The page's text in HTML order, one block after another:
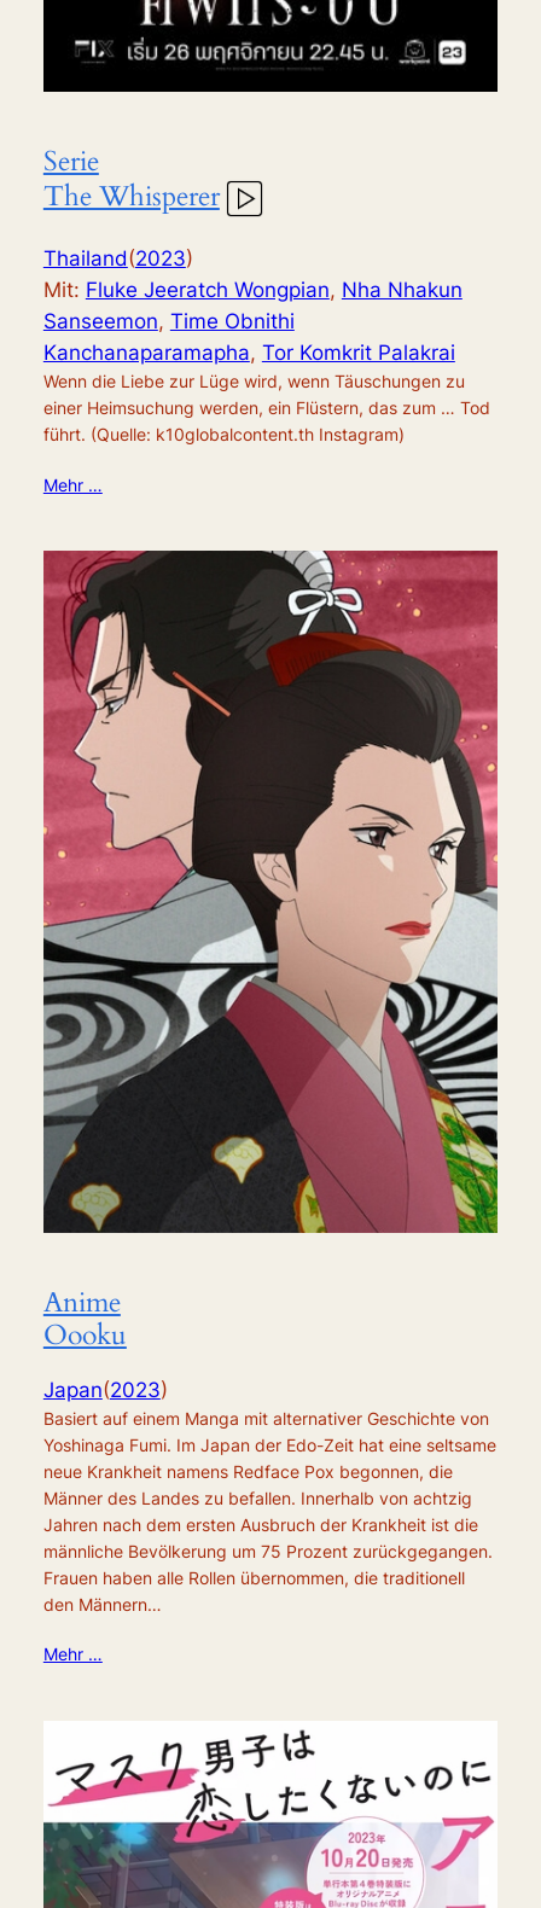
Serie
The Whisperer
Thailand(2023)
Mit: Fluke Jeeratch Wongpian, Nha Nhakun
Sanseemon, Time Obnithi
Kanchanaparamapha, Tor Komkrit Palakrai
Wenn die Liebe zur Lüge wird, wenn Täuschungen zu
einer Heimsuchung werden, ein Flüstern, das zum … Tod
führt. (Quelle: k10globalcontent.th Instagram)
Mehr …
Anime
Oooku
Japan(2023)
Basiert auf einem Manga mit alternativer Geschichte von
Yoshinaga Fumi. Im Japan der Edo-Zeit hat eine seltsame
neue Krankheit namens Redface Pox begonnen, die
Männer des Landes zu befallen. Innerhalb von achtzig
Jahren nach dem ersten Ausbruch der Krankheit ist die
männliche Bevölkerung um 75 Prozent zurückgegangen.
Frauen haben alle Rollen übernommen, die traditionell
den Männern…
Mehr …